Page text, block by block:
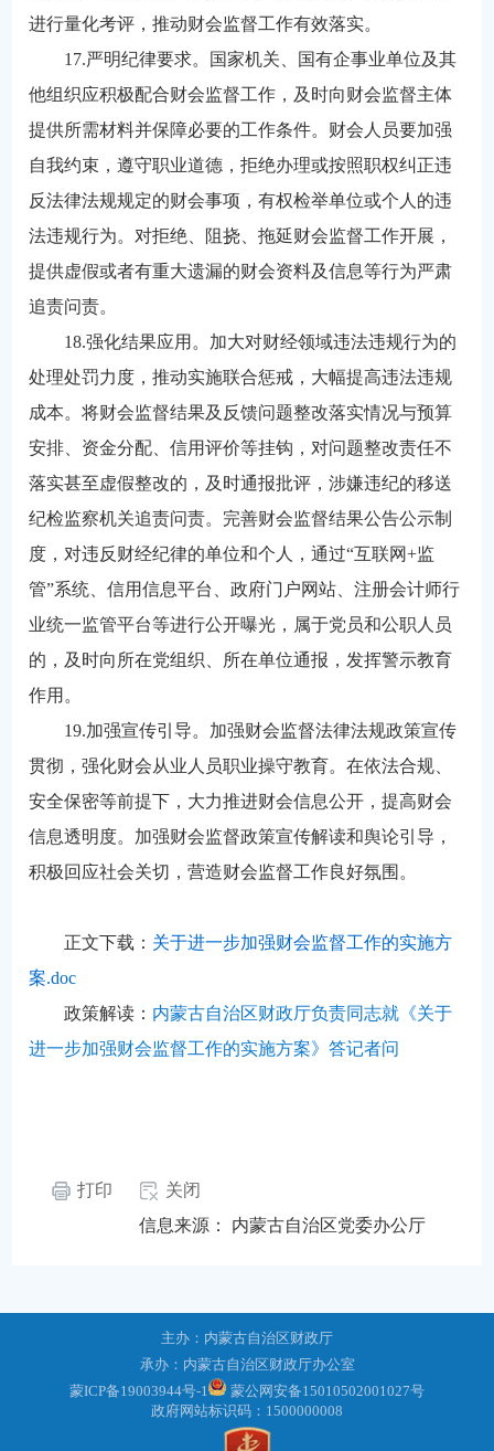
进行量化考评，推动财会监督工作有效落实。
17.严明纪律要求。国家机关、国有企事业单位及其
他组织应积极配合财会监督工作，及时向财会监督主体
提供所需材料并保障必要的工作条件。财会人员要加强
自我约束，遵守职业道德，拒绝办理或按照职权纠正违
反法律法规规定的财会事项，有权检举单位或个人的违
法违规行为。对拒绝、阻挠、拖延财会监督工作开展，
提供虚假或者有重大遗漏的财会资料及信息等行为严肃
追责问责。
18.强化结果应用。加大对财经领域违法违规行为的
处理处罚力度，推动实施联合惩戒，大幅提高违法违规
成本。将财会监督结果及反馈问题整改落实情况与预算
安排、资金分配、信用评价等挂钩，对问题整改责任不
落实甚至虚假整改的，及时通报批评，涉嫌违纪的移送
纪检监察机关追责问责。完善财会监督结果公告公示制
度，对违反财经纪律的单位和个人，通过“互联网+监
管”系统、信用信息平台、政府门户网站、注册会计师行
业统一监管平台等进行公开曝光，属于党员和公职人员
的，及时向所在党组织、所在单位通报，发挥警示教育
作用。
19.加强宣传引导。加强财会监督法律法规政策宣传
贯彻，强化财会从业人员职业操守教育。在依法合规、
安全保密等前提下，大力推进财会信息公开，提高财会
信息透明度。加强财会监督政策宣传解读和舆论引导，
积极回应社会关切，营造财会监督工作良好氛围。
正文下载： 关于进一步加强财会监督工作的实施方
案.doc
政策解读： 内蒙古自治区财政厅负责同志就《关于
进一步加强财会监督工作的实施方案》答记者问
打印
关闭
信息来源： 内蒙古自治区党委办公厅
主办：内蒙古自治区财政厅
承办：内蒙古自治区财政厅办公室
蒙ICP备19003944号-1
蒙公网安备15010502001027号
政府网站标识码：1500000008